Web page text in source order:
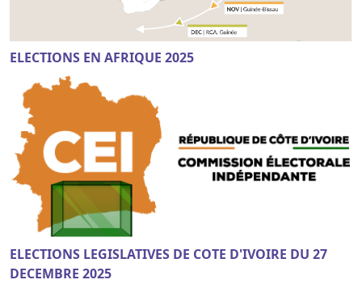
ELECTIONS EN AFRIQUE 2025
ELECTIONS LEGISLATIVES DE COTE D'IVOIRE DU 27
DECEMBRE 2025